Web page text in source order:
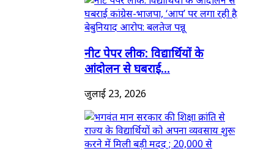
नीट पेपर लीक: विद्यार्थियों के
आंदोलन से घबराई...
जुलाई 23, 2026